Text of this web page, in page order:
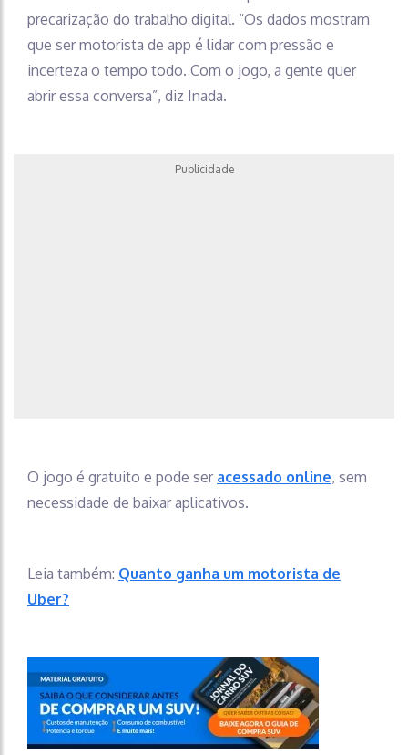
precarização do trabalho digital. “Os dados mostram
que ser motorista de app é lidar com pressão e
incerteza o tempo todo. Com o jogo, a gente quer
abrir essa conversa”, diz Inada.
Publicidade
O jogo é gratuito e pode ser acessado online, sem
necessidade de baixar aplicativos.
Leia também: Quanto ganha um motorista de
Uber?